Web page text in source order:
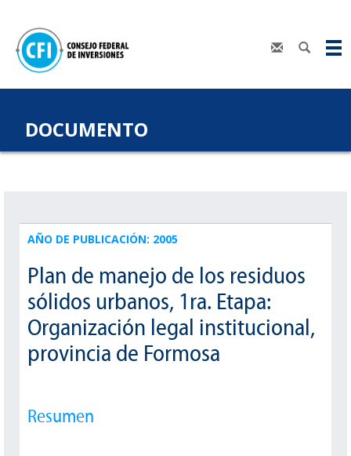
DOCUMENTO
AÑO DE PUBLICACIÓN: 2005
Plan de manejo de los residuos
sólidos urbanos, 1ra. Etapa:
Organización legal institucional,
provincia de Formosa
Resumen